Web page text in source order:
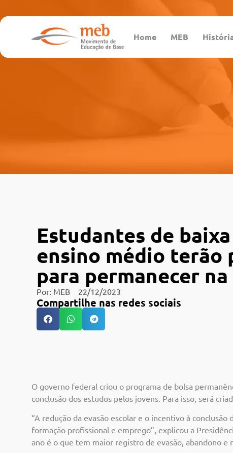
Home MEB
Estudantes de
ensino médio terão
para permanecer
Por: MEB 22/12/2023
Compartilhe nas redes sociais
O governo federal criou o programa de bolsa
conclusão dos estudos pelos jovens. Para isso, será
“A redução da evasão escolar e o incentivo à
formação profissional e emprego”, explicou a
ano é o que tem maior registro de evasão, abandono e